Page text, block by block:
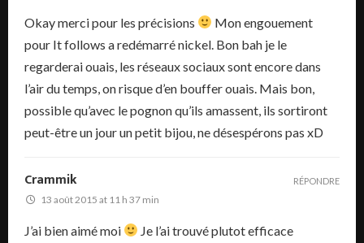
Okay merci pour les précisions
Mon engouement
pour It follows a redémarré nickel. Bon bah je le
regarderai ouais, les réseaux sociaux sont encore dans
l’air du temps, on risque d’en bouffer ouais. Mais bon,
possible qu’avec le pognon qu’ils amassent, ils sortiront
peut-être un jour un petit bijou, ne désespérons pas xD
Crammik
13 août 2015 at 11 h 37 min
J’ai bien aimé moi
Je l’ai trouvé plutot efficace
RÉPONDRE